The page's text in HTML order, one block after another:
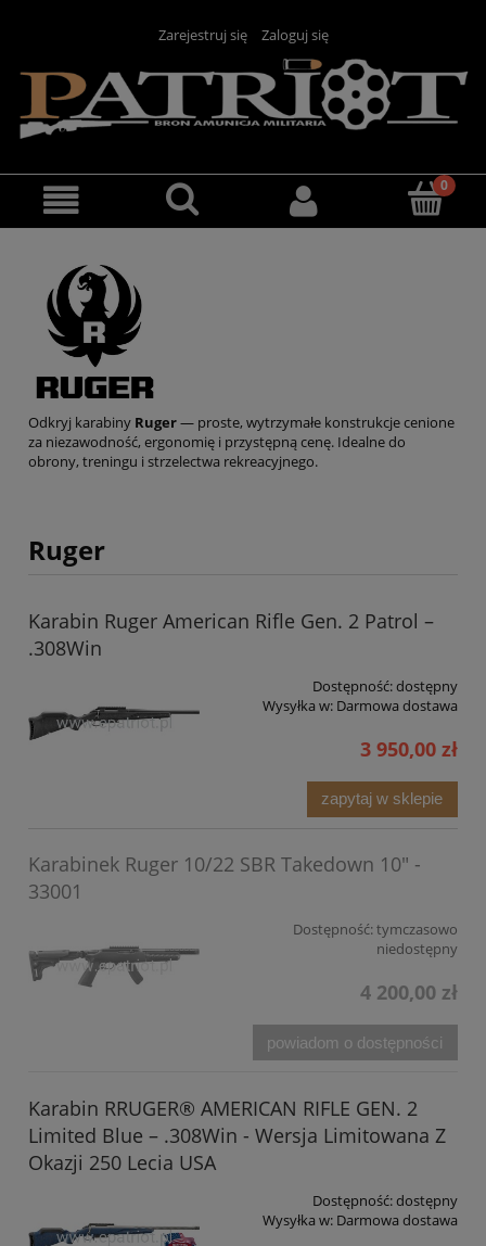
Zarejestruj się Zaloguj się
Odkryj karabiny Ruger— proste, wytrzymałe konstrukcje cenione
za niezawodność, ergonomię i przystępną cenę. Idealne do
obrony, treningu i strzelectwa rekreacyjnego.
Ruger
Karabin Ruger American Rifle Gen. 2 Patrol –
.308Win
Dostępność:dostępny
Wysyłka w: Darmowa dostawa
3 950,00 zł
zapytaj w sklepie
Karabinek Ruger 10/22 SBR Takedown 10" -
33001
Dostępność:tymczasowo
niedostępny
4 200,00 zł
powiadom o dostępności
Karabin RRUGER® AMERICAN RIFLE GEN. 2
Limited Blue – .308Win - Wersja Limitowana Z
Okazji 250 Lecia USA
Dostępność:dostępny
Wysyłka w: Darmowa dostawa